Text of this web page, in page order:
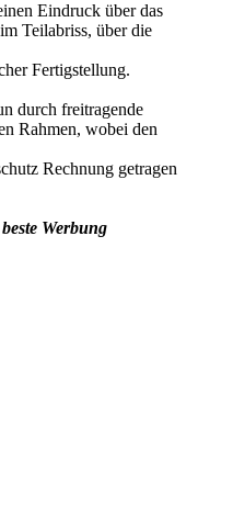
Eindruck über das
Teilabriss, über die
Fertigstellung.
durch freitragende
Rahmen, wobei den
Rechnung getragen
Werbung